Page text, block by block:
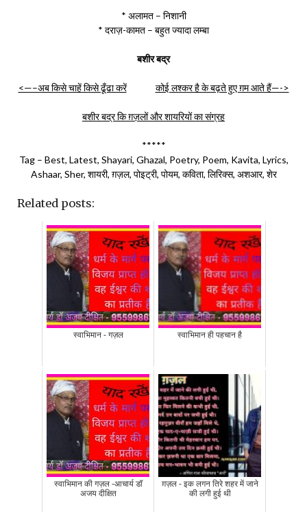
* अलामत – निशानी
* दराज़-कामत – बहुत ज्यादा लम्बा
बशीर बद्र
<—–अब किसे चाहें किसे ढूँढा करें कोई लश्कर है के बढ़ते हुए ग़म आते हैं—->
बशीर बद्र कि ग़ज़लों और शायरियों का संग्रह
*****
Tag – Best, Latest, Shayari, Ghazal, Poetry, Poem, Kavita, Lyrics,
Ashaar, Sher, शायरी, ग़ज़ल, पोइट्री, पोयम, कविता, लिरिक्स, अशआर, शेर
Related posts:
स्वाभिमान - गज़ल स्वाभिमान ही पहचान है
स्वाभिमान की गज़ल -आचार्य डॉ
अजय दीक्षित
ग़ज़ल - इक लगन तिरे शहर में जाने
की लगी हुई थी